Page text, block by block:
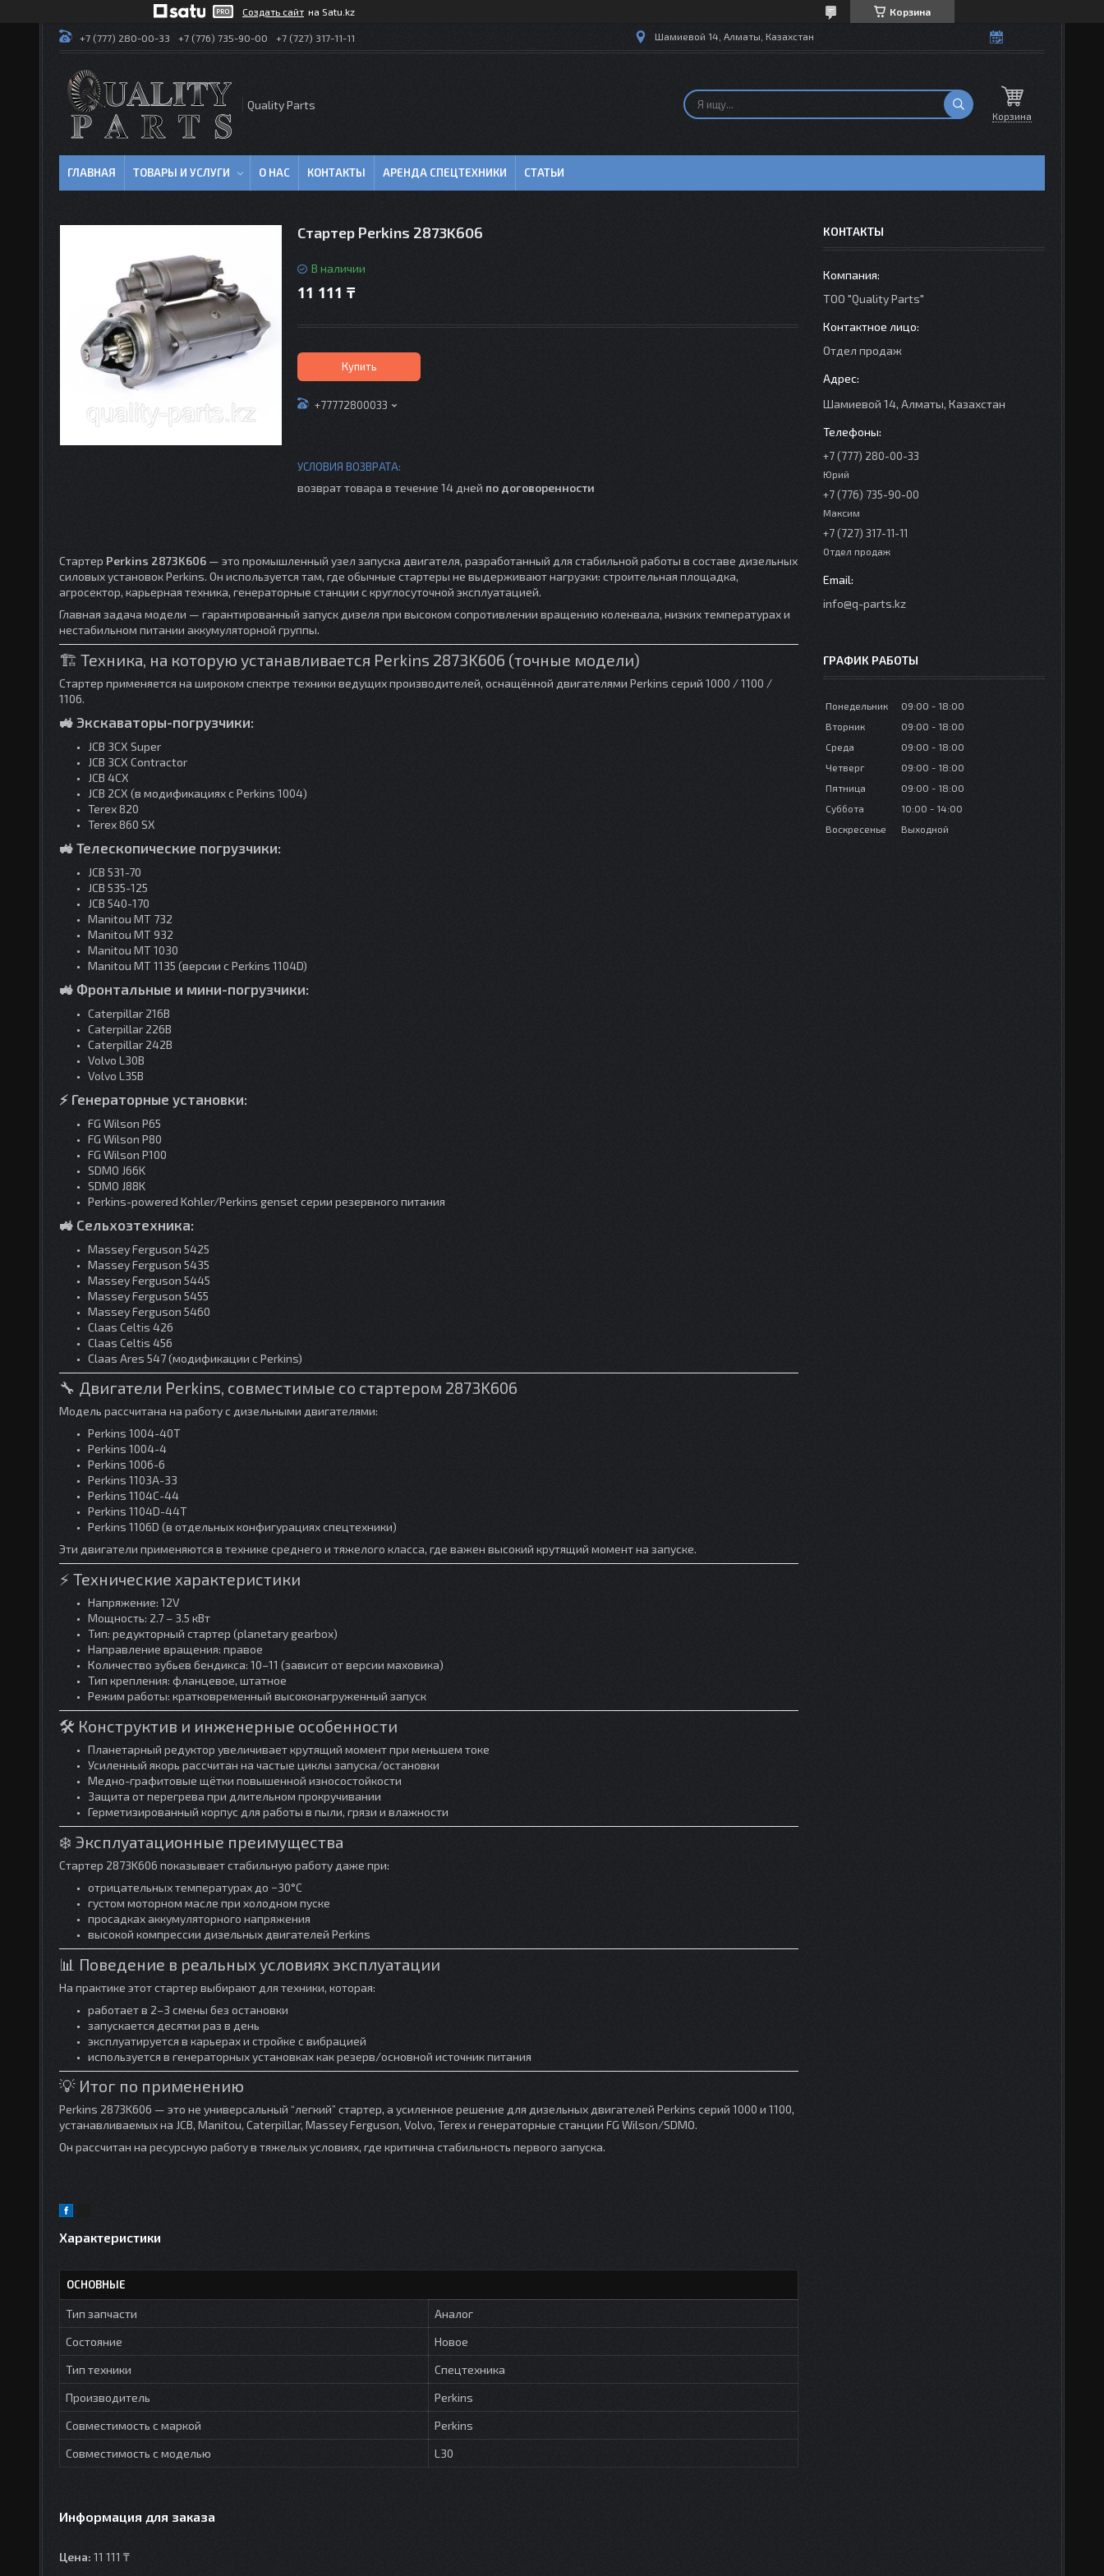
Создать сайт на Satu.kz Корзина
+7 (777) 280-00-33 +7 (776) 735-90-00 +7 (727) 317-11-11 Шамиевой 14, Алматы, Казахстан
Quality Parts
Корзина
ГЛАВНАЯ ТОВАРЫ И УСЛУГИ О НАС КОНТАКТЫ АРЕНДА СПЕЦТЕХНИКИ СТАТЬИ
Стартер Perkins 2873K606
В наличии
11 111 ₸
Купить
+77772800033
возврат товара в течение 14 дней по договоренности
Стартер Perkins 2873K606 — это промышленный узел запуска двигателя, разработанный для стабильной работы в составе дизельных
силовых установок Perkins. Он используется там, где обычные стартеры не выдерживают нагрузки: строительная площадка,
агросектор, карьерная техника, генераторные станции с круглосуточной эксплуатацией.
Главная задача модели — гарантированный запуск дизеля при высоком сопротивлении вращению коленвала, низких температурах и
нестабильном питании аккумуляторной группы.
🏗️ Техника, на которую устанавливается Perkins 2873K606 (точные модели)
Стартер применяется на широком спектре техники ведущих производителей, оснащённой двигателями Perkins серий 1000 / 1100 /
1106.
🚜 Экскаваторы-погрузчики:
JCB 3CX Super
JCB 3CX Contractor
JCB 4CX
JCB 2CX (в модификациях с Perkins 1004)
Terex 820
Terex 860 SX
🚜 Телескопические погрузчики:
JCB 531-70
JCB 535-125
JCB 540-170
Manitou MT 732
Manitou MT 932
Manitou MT 1030
Manitou MT 1135 (версии с Perkins 1104D)
🚜 Фронтальные и мини-погрузчики:
Caterpillar 216B
Caterpillar 226B
Caterpillar 242B
Volvo L30B
Volvo L35B
⚡ Генераторные установки:
FG Wilson P65
FG Wilson P80
FG Wilson P100
SDMO J66K
SDMO J88K
Perkins-powered Kohler/Perkins genset серии резервного питания
🚜 Сельхозтехника:
Massey Ferguson 5425
Massey Ferguson 5435
Massey Ferguson 5445
Massey Ferguson 5455
Massey Ferguson 5460
Claas Celtis 426
Claas Celtis 456
Claas Ares 547 (модификации с Perkins)
🔧 Двигатели Perkins, совместимые со стартером 2873K606
Модель рассчитана на работу с дизельными двигателями:
Perkins 1004-40T
Perkins 1004-4
Perkins 1006-6
Perkins 1103A-33
Perkins 1104C-44
Perkins 1104D-44T
Perkins 1106D (в отдельных конфигурациях спецтехники)
Эти двигатели применяются в технике среднего и тяжелого класса, где важен высокий крутящий момент на запуске.
⚡ Технические характеристики
Напряжение: 12V
Мощность: 2.7 – 3.5 кВт
Тип: редукторный стартер (planetary gearbox)
Направление вращения: правое
Количество зубьев бендикса: 10–11 (зависит от версии маховика)
Тип крепления: фланцевое, штатное
Режим работы: кратковременный высоконагруженный запуск
🛠️ Конструктив и инженерные особенности
Планетарный редуктор увеличивает крутящий момент при меньшем токе
Усиленный якорь рассчитан на частые циклы запуска/остановки
Медно-графитовые щётки повышенной износостойкости
Защита от перегрева при длительном прокручивании
Герметизированный корпус для работы в пыли, грязи и влажности
❄️ Эксплуатационные преимущества
Стартер 2873K606 показывает стабильную работу даже при:
отрицательных температурах до −30°C
густом моторном масле при холодном пуске
просадках аккумуляторного напряжения
высокой компрессии дизельных двигателей Perkins
📊 Поведение в реальных условиях эксплуатации
На практике этот стартер выбирают для техники, которая:
работает в 2–3 смены без остановки
запускается десятки раз в день
эксплуатируется в карьерах и стройке с вибрацией
используется в генераторных установках как резерв/основной источник питания
💡 Итог по применению
Perkins 2873K606 — это не универсальный “легкий” стартер, а усиленное решение для дизельных двигателей Perkins серий 1000 и 1100,
устанавливаемых на JCB, Manitou, Caterpillar, Massey Ferguson, Volvo, Terex и генераторные станции FG Wilson/SDMO.
Он рассчитан на ресурсную работу в тяжелых условиях, где критична стабильность первого запуска.
Характеристики
ОСНОВНЫЕ
Тип запчасти
Аналог
Состояние
Новое
Тип техники
Спецтехника
Производитель
Perkins
Совместимость с маркой
Perkins
Совместимость с моделью
L30
Информация для заказа
Цена: 11 111 ₸
КОНТАКТЫ
ТОО "Quality Parts"
Отдел продаж
Шамиевой 14, Алматы, Казахстан
+7 (777) 280-00-33
Юрий
+7 (776) 735-90-00
Максим
+7 (727) 317-11-11
Отдел продаж
info@q-parts.kz
ГРАФИК РАБОТЫ
Понедельник 09:00
18:00
Вторник
09:00
18:00
Среда
09:00
18:00
Четверг
09:00
18:00
Пятница
09:00
18:00
Суббота
10:00
14:00
Воскресенье
Выходной